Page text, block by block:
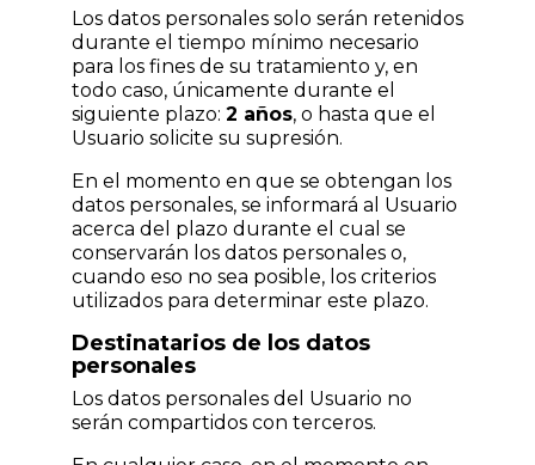
Los datos personales solo serán retenidos
durante el tiempo mínimo necesario
para los fines de su tratamiento y, en
todo caso, únicamente durante el
siguiente plazo: 2 años, o hasta que el
Usuario solicite su supresión.
En el momento en que se obtengan los
datos personales, se informará al Usuario
acerca del plazo durante el cual se
conservarán los datos personales o,
cuando eso no sea posible, los criterios
utilizados para determinar este plazo.
Destinatarios de los datos
personales
Los datos personales del Usuario no
serán compartidos con terceros.